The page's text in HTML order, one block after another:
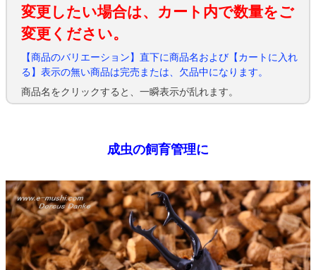
変更したい場合は、カート内で数量をご
変更ください。
【商品のバリエーション】直下に商品名および【カートに入れ
る】表示の無い商品は完売または、欠品中になります。
商品名をクリックすると、一瞬表示が乱れます。
成虫の飼育管理に